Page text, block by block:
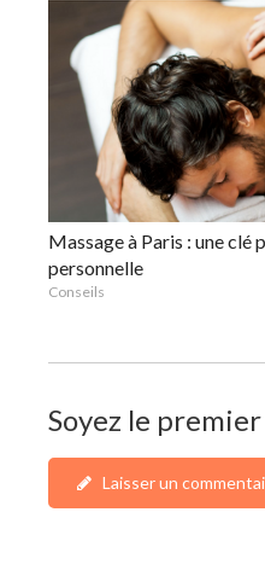
Massage à Paris : une
personnelle
Conseils
Soyez le
Laisser un